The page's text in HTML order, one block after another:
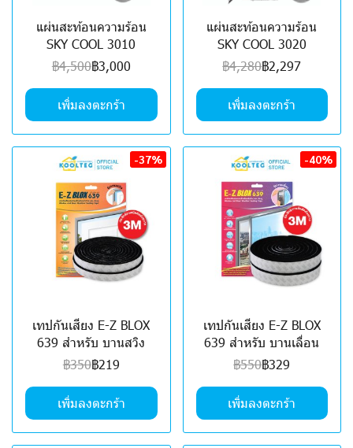
แผ่นสะท้อนความร้อน
SKY COOL 3010
฿4,500฿3,000
เพิ่มลงตะกร้า
แผ่นสะท้อนความร้อน
SKY COOL 3020
฿4,280฿2,297
เพิ่มลงตะกร้า
-37%
เทปกันเสียง E-Z BLOX
639 สำหรับ บานสวิง
฿350฿219
เพิ่มลงตะกร้า
-40%
เทปกันเสียง E-Z BLOX
639 สำหรับ บานเลื่อน
฿550฿329
เพิ่มลงตะกร้า